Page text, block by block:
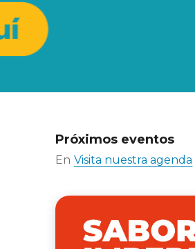
Próximos eventos
En Visita nuestra agenda